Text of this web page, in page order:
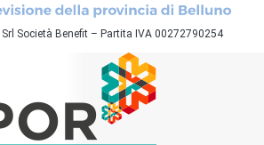
Società Benefit – Partita IVA 00272790254